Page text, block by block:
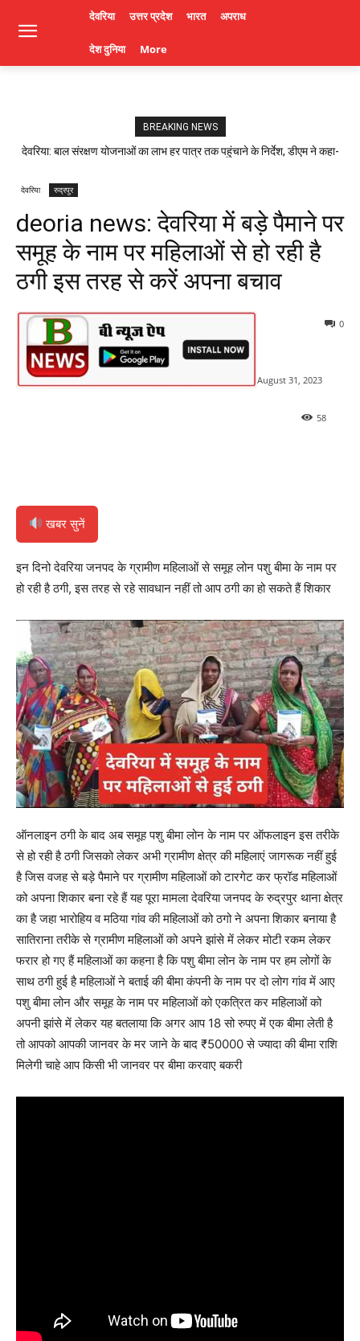
देवरिया उत्तर प्रदेश भारत अपराध
देश दुनिया More
BREAKING NEWS
देवरिया: बाल संरक्षण योजनाओं का लाभ हर पात्र तक पहुंचाने के निर्देश, डीएम ने कहा-
देवरिया रुद्रपुर
deoria news: देवरिया में बड़े पैमाने पर
समूह के नाम पर महिलाओं से हो रही है
ठगी इस तरह से करें अपना बचाव
August 31, 2023
0
58
खबर सुनें
इन दिनो देवरिया जनपद के ग्रामीण महिलाओं से समूह लोन पशु बीमा के नाम पर
हो रही है ठगी, इस तरह से रहे सावधान नहीं तो आप ठगी का हो सकते हैं शिकार
ऑनलाइन ठगी के बाद अब समूह पशु बीमा लोन के नाम पर ऑफलाइन इस तरीके
से हो रही है ठगी जिसको लेकर अभी ग्रामीण क्षेत्र की महिलाएं जागरूक नहीं हुई
है जिस वजह से बड़े पैमाने पर ग्रामीण महिलाओं को टारगेट कर फ्रॉड महिलाओं
को अपना शिकार बना रहे हैं यह पूरा मामला देवरिया जनपद के रुद्रपुर थाना क्षेत्र
का है जहा भारोहिय व मठिया गांव की महिलाओं को ठगो ने अपना शिकार बनाया है
सातिराना तरीके से ग्रामीण महिलाओं को अपने झांसे में लेकर मोटी रकम लेकर
फरार हो गए हैं महिलाओं का कहना है कि पशु बीमा लोन के नाम पर हम लोगों के
साथ ठगी हुई है महिलाओं ने बताई की बीमा कंपनी के नाम पर दो लोग गांव में आए
पशु बीमा लोन और समूह के नाम पर महिलाओं को एकत्रित कर महिलाओं को
अपनी झांसे में लेकर यह बतलाया कि अगर आप 18 सो रुपए में एक बीमा लेती है
तो आपको आपकी जानवर के मर जाने के बाद ₹50000 से ज्यादा की बीमा राशि
मिलेगी चाहे आप किसी भी जानवर पर बीमा करवाए बकरी